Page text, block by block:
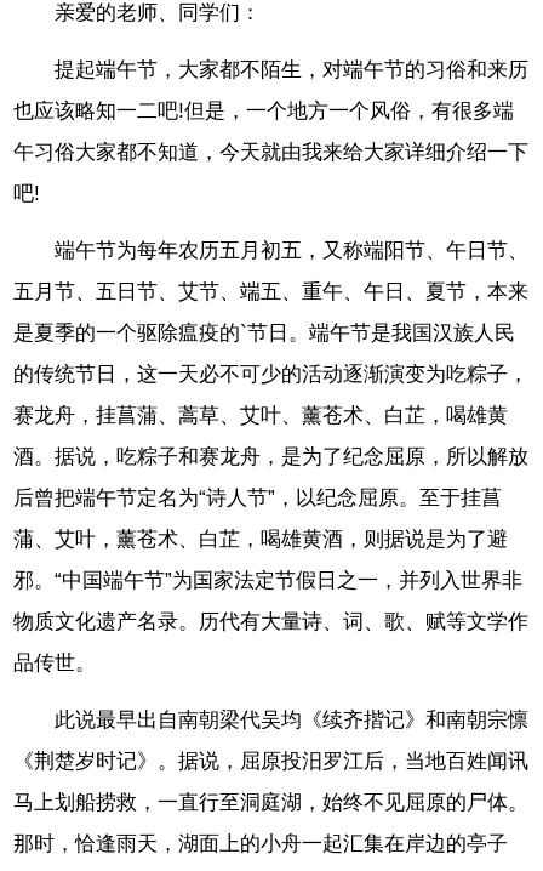
亲爱的老师、同学们：
提起端午节，大家都不陌生，对端午节的习俗和来历
也应该略知一二吧!但是，一个地方一个风俗，有很多端
午习俗大家都不知道，今天就由我来给大家详细介绍一下
吧!
端午节为每年农历五月初五，又称端阳节、午日节、
五月节、五日节、艾节、端五、重午、午日、夏节，本来
是夏季的一个驱除瘟疫的`节日。端午节是我国汉族人民
的传统节日，这一天必不可少的活动逐渐演变为吃粽子，
赛龙舟，挂菖蒲、蒿草、艾叶、薰苍术、白芷，喝雄黄
酒。据说，吃粽子和赛龙舟，是为了纪念屈原，所以解放
后曾把端午节定名为“诗人节”，以纪念屈原。至于挂菖
蒲、艾叶，薰苍术、白芷，喝雄黄酒，则据说是为了避
邪。“中国端午节”为国家法定节假日之一，并列入世界非
物质文化遗产名录。历代有大量诗、词、歌、赋等文学作
品传世。
此说最早出自南朝梁代吴均《续齐揩记》和南朝宗懔
《荆楚岁时记》。据说，屈原投汨罗江后，当地百姓闻讯
马上划船捞救，一直行至洞庭湖，始终不见屈原的尸体。
那时，恰逢雨天，湖面上的小舟一起汇集在岸边的亭子